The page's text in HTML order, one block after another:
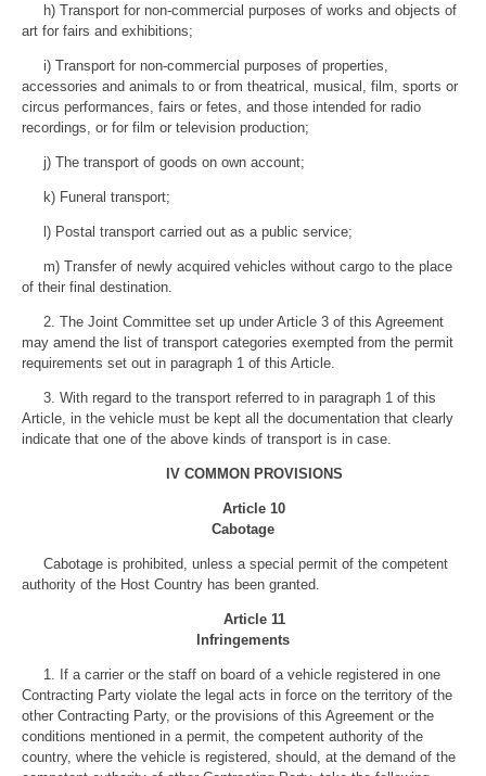
h) Transport for non-commercial purposes of works and objects of
art for fairs and exhibitions;
i) Transport for non-commercial purposes of properties,
accessories and animals to or from theatrical, musical, film, sports or
circus performances, fairs or fetes, and those intended for radio
recordings, or for film or television production;
j) The transport of goods on own account;
k) Funeral transport;
l) Postal transport carried out as a public service;
m) Transfer of newly acquired vehicles without cargo to the place
of their final destination.
2. The Joint Committee set up under Article 3 of this Agreement
may amend the list of transport categories exempted from the permit
requirements set out in paragraph 1 of this Article.
3. With regard to the transport referred to in paragraph 1 of this
Article, in the vehicle must be kept all the documentation that clearly
indicate that one of the above kinds of transport is in case.
IV COMMON PROVISIONS
Article 10
Cabotage
Cabotage is prohibited, unless a special permit of the competent
authority of the Host Country has been granted.
Article 11
Infringements
1. If a carrier or the staff on board of a vehicle registered in one
Contracting Party violate the legal acts in force on the territory of the
other Contracting Party, or the provisions of this Agreement or the
conditions mentioned in a permit, the competent authority of the
country, where the vehicle is registered, should, at the demand of the